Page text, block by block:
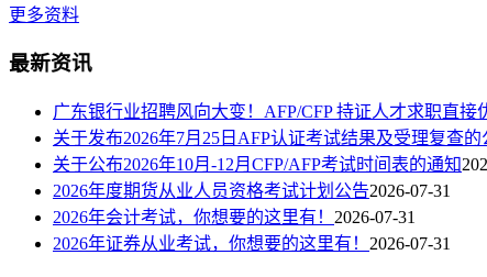
更多资料
最新资讯
广东银行业招聘风向大变！AFP/CFP 持证人才求职直接
关于发布2026年7月25日AFP认证考试结果及受理复查的
关于公布2026年10月-12月CFP/AFP考试时间表的通知
2026年度期货从业人员资格考试计划公告2026-07-31
2026年会计考试，你想要的这里有！ 2026-07-31
2026年证券从业考试，你想要的这里有！ 2026-07-31